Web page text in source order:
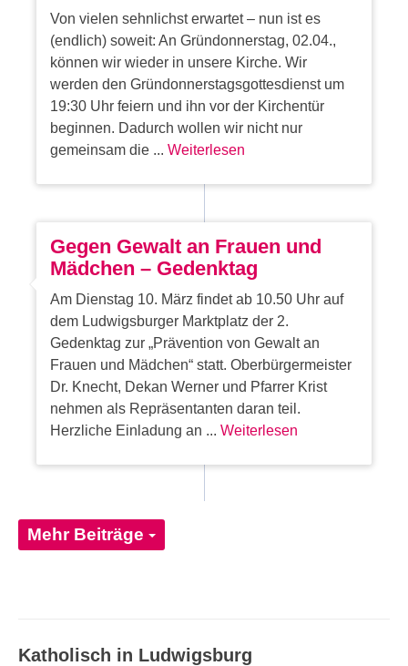
Von vielen sehnlichst erwartet – nun ist es
(endlich) soweit: An Gründonnerstag, 02.04.,
können wir wieder in unsere Kirche. Wir
werden den Gründonnerstagsgottesdienst um
19:30 Uhr feiern und ihn vor der Kirchentür
beginnen. Dadurch wollen wir nicht nur
gemeinsam die ...Weiterlesen
Gegen Gewalt an Frauen und
Mädchen – Gedenktag
Am Dienstag 10. März findet ab 10.50 Uhr auf
dem Ludwigsburger Marktplatz der 2.
Gedenktag zur „Prävention von Gewalt an
Frauen und Mädchen“ statt. Oberbürgermeister
Dr. Knecht, Dekan Werner und Pfarrer Krist
nehmen als Repräsentanten daran teil.
Herzliche Einladung an ...Weiterlesen
Mehr Beiträge
Katholisch in Ludwigsburg